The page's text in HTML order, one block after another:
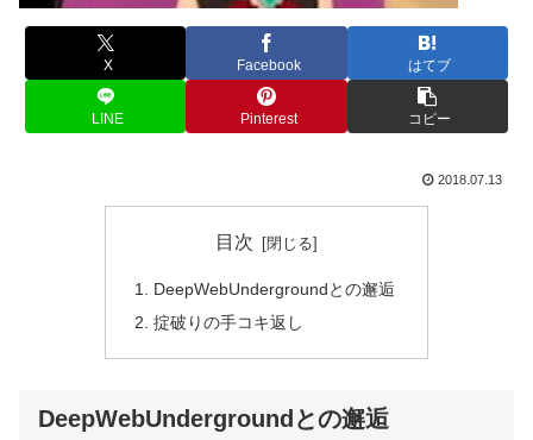
X Facebook はてブ
LINE Pinterest コピー
2018.07.13
目次
DeepWebUndergroundとの邂逅
掟破りの手コキ返し
DeepWebUndergroundとの邂逅